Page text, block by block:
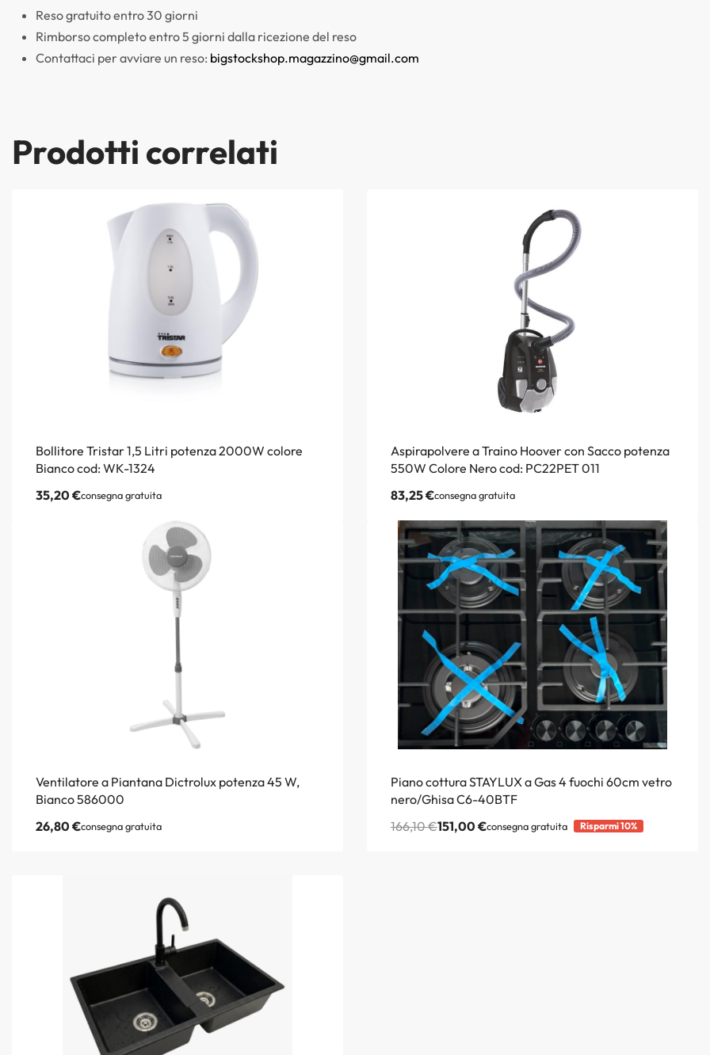
Reso gratuito entro 30 giorni
Rimborso completo entro 5 giorni dalla ricezione del reso
Contattaci per avviare un reso: bigstockshop.magazzino@gmail.com
Prodotti correlati
Bollitore Tristar 1,5 Litri potenza 2000W colore
Bianco cod: WK-1324
35,20€consegna gratuita
Aspirapolvere a Traino Hoover con Sacco potenza
550W Colore Nero cod: PC22PET 011
83,25€consegna gratuita
Ventilatore a Piantana Dictrolux potenza 45 W,
Bianco 586000
26,80€consegna gratuita
Piano cottura STAYLUX a Gas 4 fuochi 60cm vetro
nero/Ghisa C6-40BTF
166,10€151,00€consegna gratuita Risparmi 10%